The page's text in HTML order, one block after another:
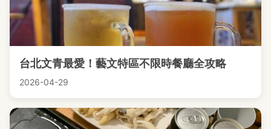
台北文青最愛！藝文特區不限時餐廳全攻略
2026-04-29